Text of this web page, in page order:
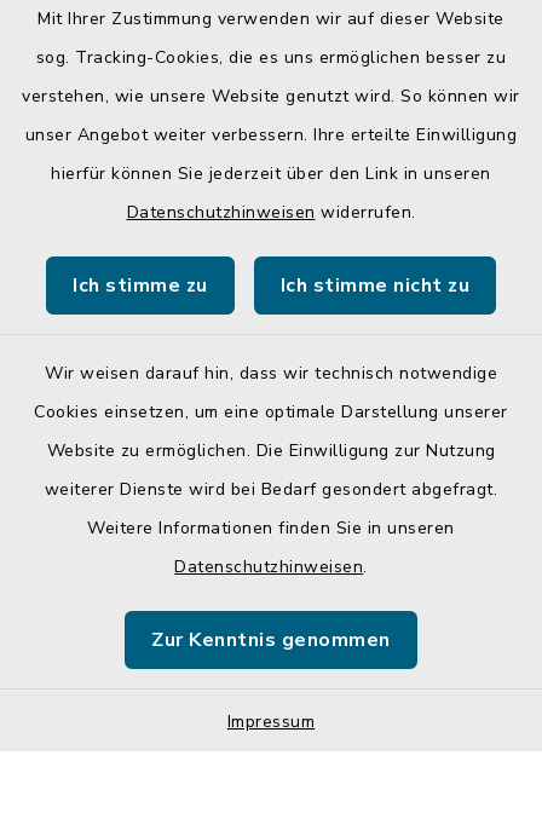
Mit Ihrer Zustimmung verwenden wir auf dieser Website
sog. Tracking-Cookies, die es uns ermöglichen besser zu
verstehen, wie unsere Website genutzt wird. So können wir
unser Angebot weiter verbessern. Ihre erteilte Einwilligung
hierfür können Sie jederzeit über den Link in unseren
Datenschutzhinweisen widerrufen.
Ich stimme zu Ich stimme nicht zu
Wir weisen darauf hin, dass wir technisch notwendige
Cookies einsetzen, um eine optimale Darstellung unserer
Website zu ermöglichen. Die Einwilligung zur Nutzung
weiterer Dienste wird bei Bedarf gesondert abgefragt.
Weitere Informationen finden Sie in unseren
Datenschutzhinweisen.
Zur Kenntnis genommen
Impressum
üblichen Bürozeiten und zu den
Öffnungszeiten, nicht im Rathaus antreffen.
Quicklinks
Landratsamt Mühldorf a. Inn
Barrierefreiheit
Sitemap